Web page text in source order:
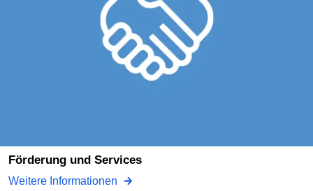
Förderung und Services
Weitere Informationen